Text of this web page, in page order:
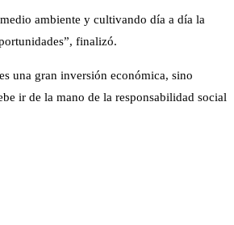
ambiente y cultivando día a día la
finalizó.
una gran inversión económica, sino
ir de la mano de la responsabilidad social